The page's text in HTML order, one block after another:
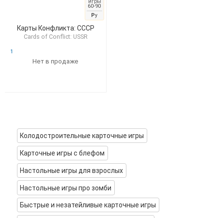
Колодостроительные карточные игры
Карточные игры с блефом
Настольные игры для взрослых
Настольные игры про зомби
Быстрые и незатейливые карточные игры
Карты Конфликта: СССР
Cards of Сonflict: USSR
60-90
Ру
1
Нет в продаже